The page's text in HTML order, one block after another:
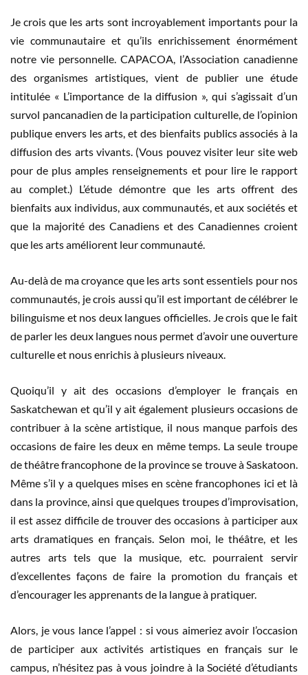
Je crois que les arts sont incroyablement importants pour la
vie communautaire et qu’ils enrichissement énormément
notre vie personnelle. CAPACOA, l’Association canadienne
des organismes artistiques, vient de publier une étude
intitulée « L’importance de la diffusion », qui s’agissait d’un
survol pancanadien de la participation culturelle, de l’opinion
publique envers les arts, et des bienfaits publics associés à la
diffusion des arts vivants. (Vous pouvez visiter leur site web
pour de plus amples renseignements et pour lire le rapport
au complet.) L’étude démontre que les arts offrent des
bienfaits aux individus, aux communautés, et aux sociétés et
que la majorité des Canadiens et des Canadiennes croient
que les arts améliorent leur communauté.
Au-delà de ma croyance que les arts sont essentiels pour nos
communautés, je crois aussi qu’il est important de célébrer le
bilinguisme et nos deux langues officielles. Je crois que le fait
de parler les deux langues nous permet d’avoir une ouverture
culturelle et nous enrichis à plusieurs niveaux.
Quoiqu’il y ait des occasions d’employer le français en
Saskatchewan et qu’il y ait également plusieurs occasions de
contribuer à la scène artistique, il nous manque parfois des
occasions de faire les deux en même temps. La seule troupe
de théâtre francophone de la province se trouve à Saskatoon.
Même s’il y a quelques mises en scène francophones ici et là
dans la province, ainsi que quelques troupes d’improvisation,
il est assez difficile de trouver des occasions à participer aux
arts dramatiques en français. Selon moi, le théâtre, et les
autres arts tels que la musique, etc. pourraient servir
d’excellentes façons de faire la promotion du français et
d’encourager les apprenants de la langue à pratiquer.
Alors, je vous lance l’appel : si vous aimeriez avoir l’occasion
de participer aux activités artistiques en français sur le
campus, n’hésitez pas à vous joindre à la Société d’étudiants